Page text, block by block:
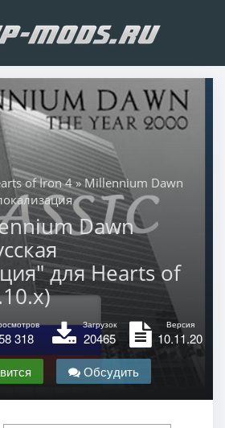
of Iron 4» Millennium Dawn
Dawn
для Hearts of
318
Загрузок
20465
Версия
10.11.20
Обсудить